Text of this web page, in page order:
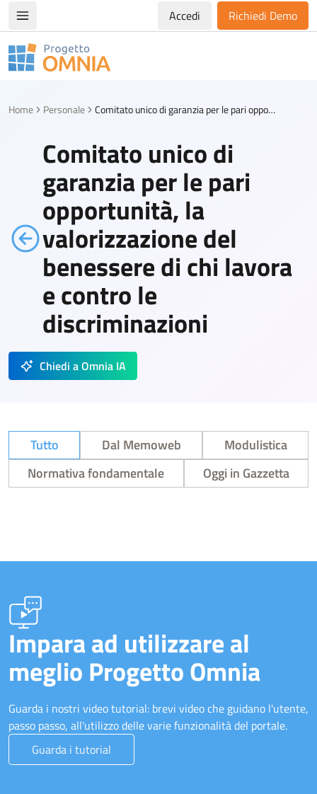
Apri/chiudi menù di navigazioneAccedi Richiedi Demo
Progetto Omnia
Home Personale Comitato unico di garanzia per le pari opportunità, la valorizzazione del benessere di chi lavora e contro le discriminazioni
Comitato unico di
garanzia per le pari
opportunità, la
valorizzazione del
benessere di chi lavora
e contro le
discriminazioni
Chiedi a Omnia IA
Tutto Dal Memoweb
Modulistica
Normativa fondamentale
Oggi in Gazzetta
Impara ad utilizzare al
meglio Progetto Omnia
Guarda i nostri video tutorial: brevi video che guidano l'utente,
passo passo, all'utilizzo delle varie funzionalità del portale.
Guarda i tutorial